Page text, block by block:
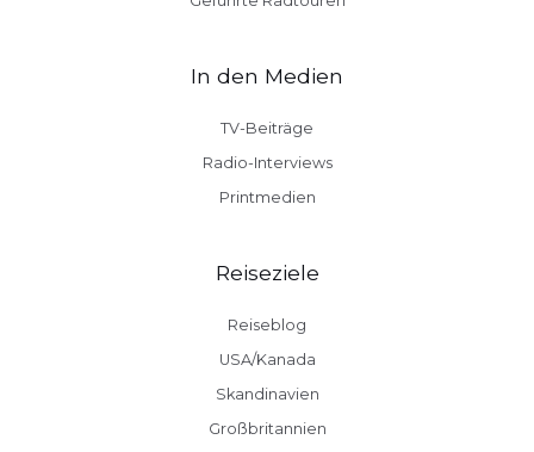
In den Medien
TV-Beiträge
Radio-Interviews
Printmedien
Reiseziele
Reiseblog
USA/Kanada
Skandinavien
Großbritannien